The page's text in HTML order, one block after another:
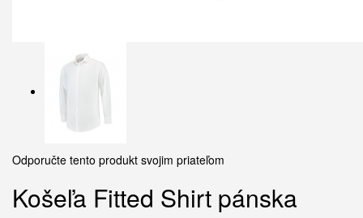
Odporučte tento produkt svojim priateľom
Košeľa Fitted Shirt pánska